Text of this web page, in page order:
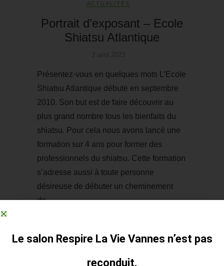
ACTUALITÉS
Portrait d’exposant – Ecole
Shiatsu Atlantique
Présentez-vous en quelques mots L’Ecole
Shiatsu Atlantique débute en septembre
2010. Son but est de faire découvrir au
plus grand nombre tous les bienfaits du
shiatsu. Pour cela nous avons lancé une
formation sur 4 ans pour former des
professionnels du shiatsu. Cette formation
s’adresse aussi à toute personne
désireuse de débuter un cheminement
de…
Le salon Respire La Vie Vannes n’est pas
reconduit.